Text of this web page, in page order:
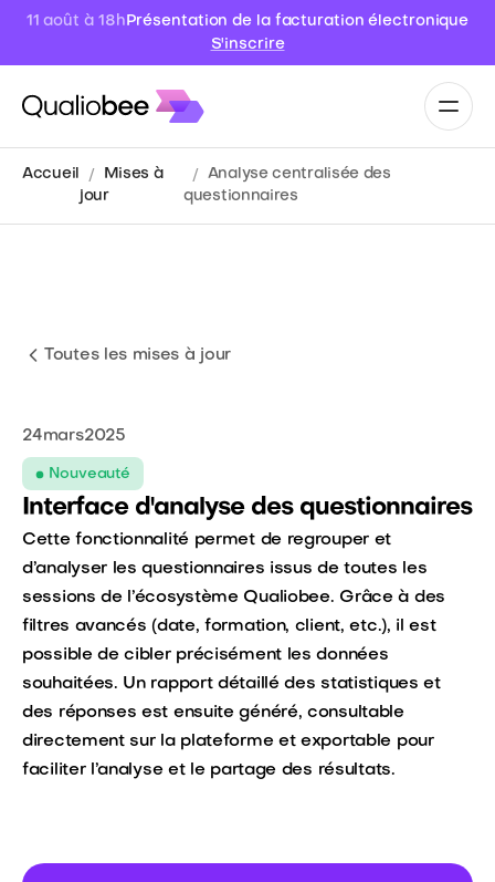
11 août à 18h Présentation de la facturation électronique
S'inscrire
Accueil
Mises à
jour
Analyse centralisée des
questionnaires
Toutes les mises à jour
24mars2025
Nouveauté
Interface d'analyse des questionnaires
Cette fonctionnalité permet de regrouper et
d’analyser les questionnaires issus de toutes les
sessions de l’écosystème Qualiobee. Grâce à des
filtres avancés (date, formation, client, etc.), il est
possible de cibler précisément les données
souhaitées. Un rapport détaillé des statistiques et
des réponses est ensuite généré, consultable
directement sur la plateforme et exportable pour
faciliter l’analyse et le partage des résultats.